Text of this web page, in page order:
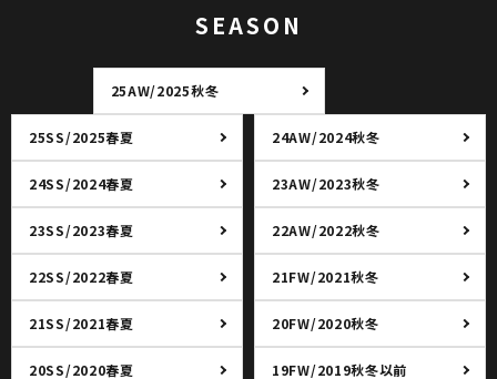
SEASON
25AW/2025秋冬
25SS/2025春夏 24AW/2024秋冬
24SS/2024春夏 23AW/2023秋冬
23SS/2023春夏 22AW/2022秋冬
22SS/2022春夏 21FW/2021秋冬
21SS/2021春夏 20FW/2020秋冬
20SS/2020春夏 19FW/2019秋冬以前